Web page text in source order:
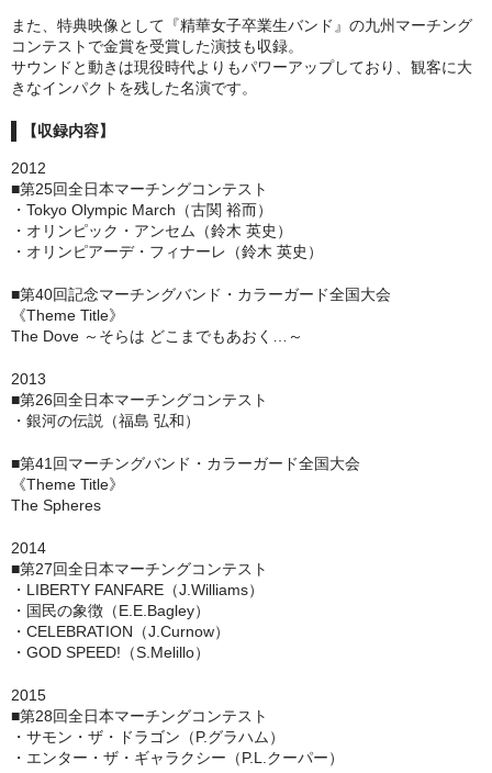
また、特典映像として『精華女子卒業生バンド』の九州マーチング
コンテストで金賞を受賞した演技も収録。
サウンドと動きは現役時代よりもパワーアップしており、観客に大
きなインパクトを残した名演です。
【収録内容】
2012
■第25回全日本マーチングコンテスト
・Tokyo Olympic March（古関 裕而）
・オリンピック・アンセム（鈴木 英史）
・オリンピアーデ・フィナーレ（鈴木 英史）
■第40回記念マーチングバンド・カラーガード全国大会
《Theme Title》
The Dove ～そらは どこまでもあおく…～
2013
■第26回全日本マーチングコンテスト
・銀河の伝説（福島 弘和）
■第41回マーチングバンド・カラーガード全国大会
《Theme Title》
The Spheres
2014
■第27回全日本マーチングコンテスト
・LIBERTY FANFARE（J.Williams）
・国民の象徴（E.E.Bagley）
・CELEBRATION（J.Curnow）
・GOD SPEED!（S.Melillo）
2015
■第28回全日本マーチングコンテスト
・サモン・ザ・ドラゴン（P.グラハム）
・エンター・ザ・ギャラクシー（P.L.クーパー）